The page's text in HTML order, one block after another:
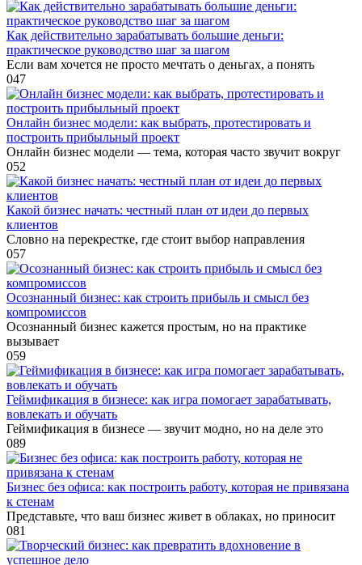
Как действительно зарабатывать большие деньги:
практическое руководство шаг за шагом
Если вам хочется не просто мечтать о деньгах, а понять
047
Онлайн бизнес модели: как выбрать, протестировать и
построить прибыльный проект
Онлайн бизнес модели — тема, которая часто звучит вокруг
052
Какой бизнес начать: честный план от идеи до первых
клиентов
Словно на перекрестке, где стоит выбор направления
057
Осознанный бизнес: как строить прибыль и смысл без
компромиссов
Осознанный бизнес кажется простым, но на практике
вызывает
059
Геймификация в бизнесе: как игра помогает зарабатывать,
вовлекать и обучать
Геймификация в бизнесе — звучит модно, но на деле это
089
Бизнес без офиса: как построить работу, которая не привязана
к стенам
Представьте, что ваш бизнес живет в облаках, но приносит
081